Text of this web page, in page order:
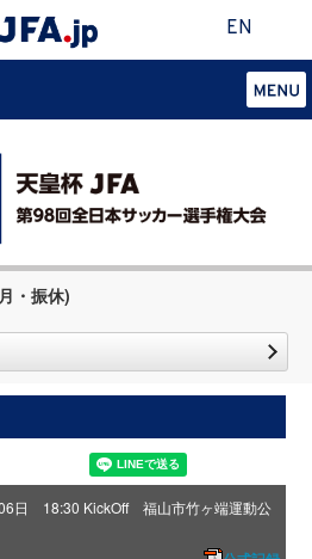
EN
・振休)
日 18:30 KickOff 福山市竹ヶ端運動公